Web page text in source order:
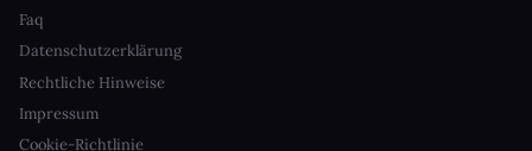
Faq
Datenschutzerklärung
Rechtliche Hinweise
Impressum
Cookie-Richtlinie